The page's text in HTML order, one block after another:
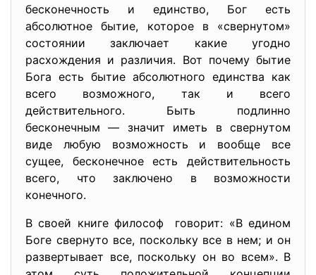
бесконечность и единство, Бог есть
абсолютное бытие, которое в «свернутом»
состоянии заключает какие угодно
расхождения и различия. Вот почему бытие
Бога есть бытие абсолютного единства как
всего возможного, так и всего
действительного. Быть подлинно
бесконечным — значит иметь в свернутом
виде любую возможность и вообще все
сущее, бесконечное есть действительность
всего, что заключено в возможности
конечного.
В своей книге философ говорит: «В едином
Боге свернуто все, поскольку все в нем; и он
развертывает все, поскольку он во всем». В